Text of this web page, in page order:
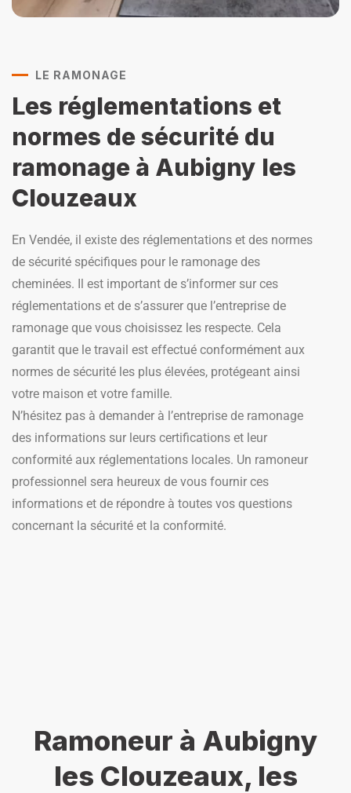
LE RAMONAGE
Les réglementations et
normes de sécurité du
ramonage à Aubigny les
Clouzeaux
En Vendée, il existe des réglementations et des normes
de sécurité spécifiques pour le ramonage des
cheminées. Il est important de s’informer sur ces
réglementations et de s’assurer que l’entreprise de
ramonage que vous choisissez les respecte. Cela
garantit que le travail est effectué conformément aux
normes de sécurité les plus élevées, protégeant ainsi
votre maison et votre famille.
N’hésitez pas à demander à l’entreprise de ramonage
des informations sur leurs certifications et leur
conformité aux réglementations locales. Un ramoneur
professionnel sera heureux de vous fournir ces
informations et de répondre à toutes vos questions
concernant la sécurité et la conformité.
Ramoneur à Aubigny
les Clouzeaux, les